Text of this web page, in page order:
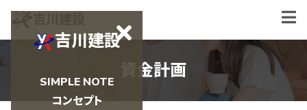
吉川建設
SIMPLE NOTE
コンセプト
資金計画